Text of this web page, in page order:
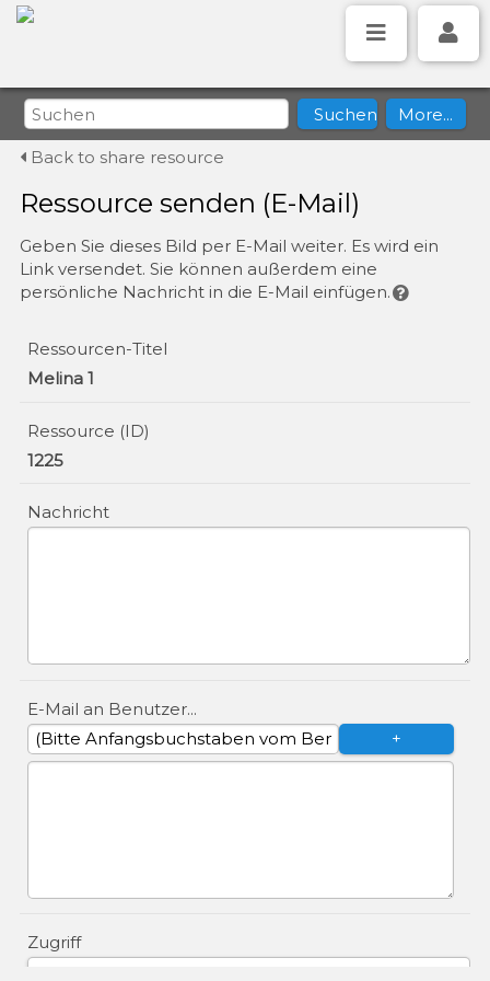
Back to share resource
Ressource senden (E-Mail)
Geben Sie dieses Bild per E-Mail weiter. Es wird ein
Link versendet. Sie können außerdem eine
persönliche Nachricht in die E-Mail einfügen.
Ressourcen-Titel
Melina 1
Ressource (ID)
1225
Nachricht
E-Mail an Benutzer...
Zugriff